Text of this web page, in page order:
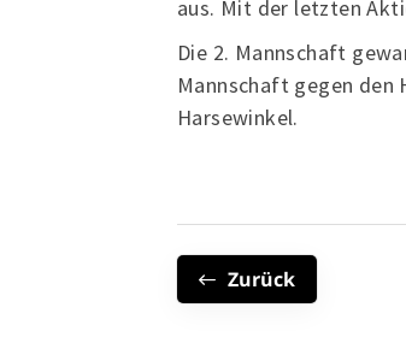
aus. Mit der letzten
Die 2. Mannschaft
Mannschaft gegen den
Harsewinkel.
Zurück